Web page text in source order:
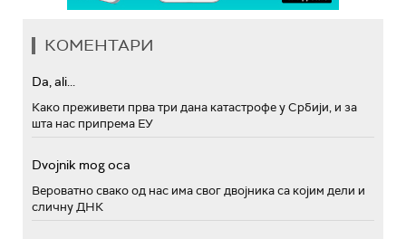
КОМЕНТАРИ
Da, ali...
Како преживети прва три дана катастрофе у Србији, и за
шта нас припрема ЕУ
Dvojnik mog oca
Вероватно свако од нас има свог двојника са којим дели и
сличну ДНК